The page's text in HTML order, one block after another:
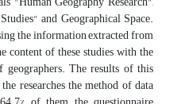
and Geographical Space.
the information extracted from
content of these studies with the
geographers. The results of this
researches the method of data